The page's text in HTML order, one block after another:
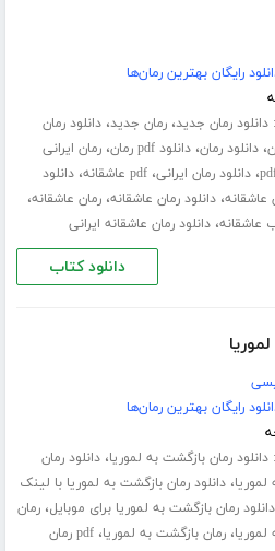
رایگان بهترین رمان‌ها
دانلود رمان جدید،رمان جدید،دانلود رمان
،دانلود رمان،دانلود pdf رمان ،رمان ایرانی
،دانلود رمان ایرانی،pdf عاشقانه ،دانلود
عاشقانه،دانلود رمان عاشقانه،رمان عاشقانه،
عاشقانه،دانلود رمان عاشقانه ایرانی
دانلود کتاب
رایگان بهترین رمان‌ها
دانلود رمان بازگشت به لموریا،دانلود رمان
،دانلود رمان بازگشت به لموریا با لینک
دانلود رمان بازگشت به لموریا برای موبایل،رمان
،رمان بازگشت به لموریا،
pdf رمان